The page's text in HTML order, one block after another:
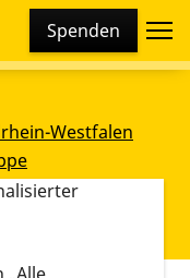
Spenden
Westfalen
Cookies und
Cookies und
der